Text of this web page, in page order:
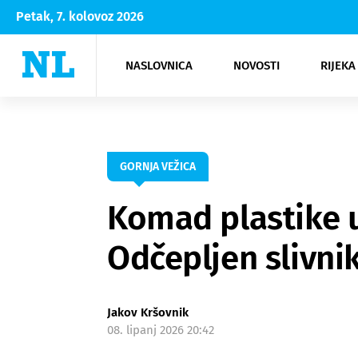
Petak, 7. kolovoz 2026
NASLOVNICA NOVOSTI
Rijeka Opatija
NK
Moda
Kultura
GORNJA VEŽICA
Komad plastike
Odčepljen
Jakov Kršovnik
08. lipanj 2026 20:42